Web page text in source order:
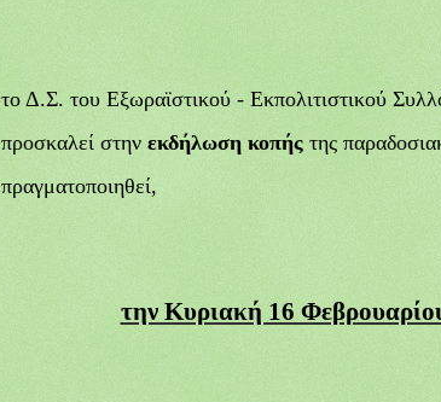
το Δ.Σ. του Εξωραϊστικού - Εκπολιτιστικού
προσκαλεί στην εκδήλωση κοπής της
πραγματοποιηθεί,
την Κυριακή 16